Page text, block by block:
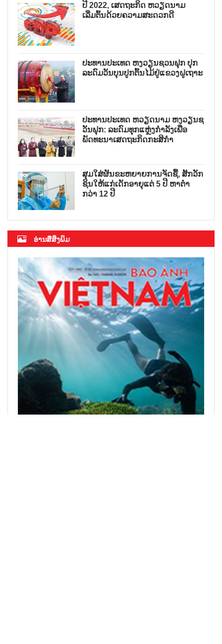
ປີ 2022, ເສດຖະກິດ ຫວຽດນາມ
ເລີ່ມຕົ້ນດ້ວຍຄວາມສະດວກດີ
ປະທານປະເທດ ຫງວຽນຊວນຟຸກ ປຸກ
ລະດົມວັນບຸນປູກຕົ້ນໄມ້ຢູ່ແຂວງຝູເຖາະ
ປະທານປະເທດ ຫວຽດນາມ ຫງວຽນຊ
ວັນຟຸກ: ລະດົມທຸກແຫຼ່ງກຳລັງເພື່ອ
ພັດທະນາເສດຖະກິດກະສິກຳ
ສຸມໃສ່ຜັນຂະຫຍາຍການຈັດຊື້, ສັກວັກ
ຊິນໃຫ້ແກ່ເດັກອາຍຸແຕ່ 5 ປີ ຫາຕ່ຳ
ກວ່າ 12 ປີ
ອ່ານສື່ສິ່ງພິມ